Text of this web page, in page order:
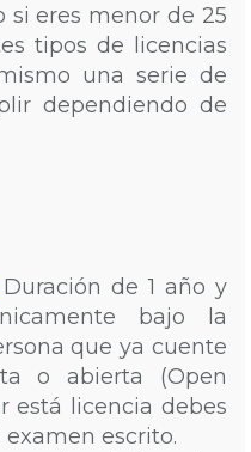
si eres menor de 25
tipos de licencias
una serie de
dependiendo de
Duración de 1 año y
bajo la
que ya cuente
o abierta (Open
está licencia debes
escrito.